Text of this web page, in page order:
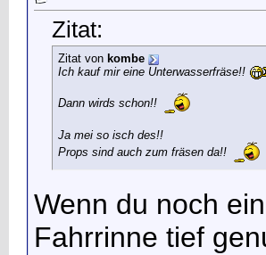
Zitat:
Zitat von kombe
Ich kauf mir eine Unterwasserfräse!!
Dann wirds schon!!
Ja mei so isch des!!
Props sind auch zum fräsen da!!
Wenn du noch
Fahrrinne tief